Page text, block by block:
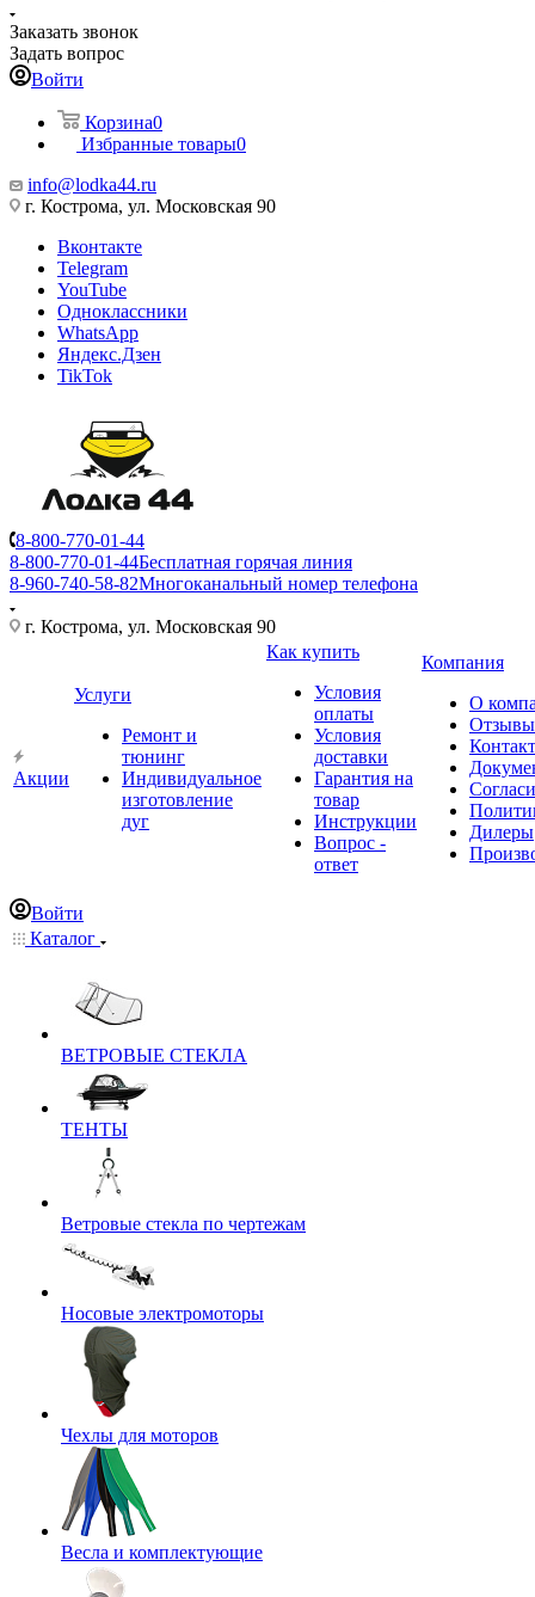
Заказать звонок
Задать вопрос
Войти
Корзина0
Избранные товары0
info@lodka44.ru
г. Кострома, ул. Московская 90
Вконтакте
Telegram
YouTube
Одноклассники
WhatsApp
Яндекс.Дзен
TikTok
8-800-770-01-44
8-800-770-01-44Бесплатная горячая линия
8-960-740-58-82Многоканальный номер телефона
г. Кострома, ул. Московская 90
Акции
Услуги
Ремонт и
тюнинг
Индивидуальное
изготовление
дуг
Как купить
Условия
оплаты
Условия
доставки
Гарантия на
товар
Инструкции
Вопрос -
ответ
Компания
О
Отзывы
Дилеры
Войти
Каталог
ВЕТРОВЫЕ СТЕКЛА
ТЕНТЫ
Ветровые стекла по чертежам
Носовые электромоторы
Чехлы для моторов
Весла и комплектующие